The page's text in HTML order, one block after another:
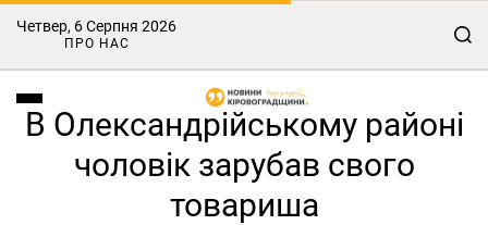
Четвер, 6 Серпня 2026
ПРО НАС
В Олександрійському районі
чоловік зарубав свого
товариша